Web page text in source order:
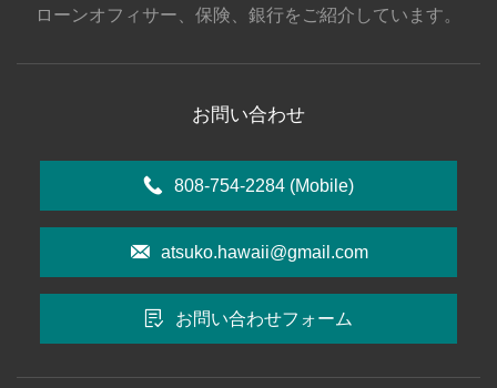
ローンオフィサー、保険、銀行をご紹介しています。
お問い合わせ
808-754-2284 (Mobile)
atsuko.hawaii@gmail.com
お問い合わせフォーム